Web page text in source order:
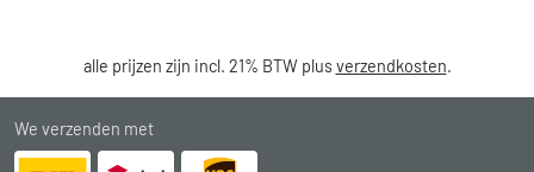
alle prijzen zijn incl. 21% BTW plusverzendkosten.
We verzenden met